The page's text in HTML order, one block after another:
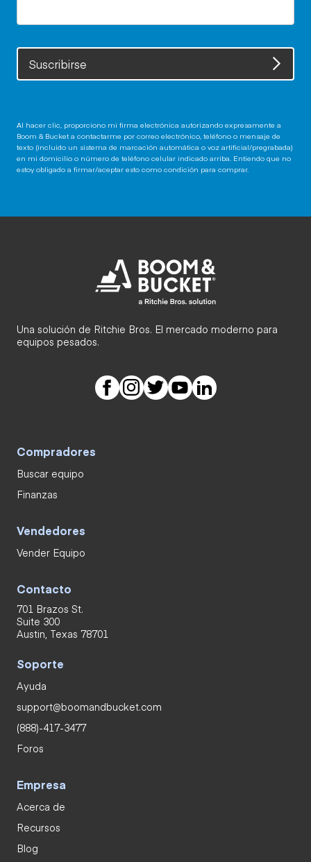
Suscribirse
Al hacer clic, proporciono mi firma electrónica autorizando expresamente a
Boom & Bucket a contactarme por correo electrónico, teléfono o mensaje de
texto (incluido un sistema de marcación automática o voz artificial/pregrabada)
en mi domicilio o número de teléfono celular indicado arriba. Entiendo que no
estoy obligado a firmar/aceptar esto como condición para comprar.
Una solución de Ritchie Bros. El mercado moderno para
equipos pesados.
Compradores
Buscar equipo
Finanzas
Vendedores
Vender Equipo
Contacto
701 Brazos St.
Suite 300
Austin, Texas 78701
Soporte
Ayuda
support@boomandbucket.com
(888)-417-3477
Foros
Empresa
Acerca de
Recursos
Blog